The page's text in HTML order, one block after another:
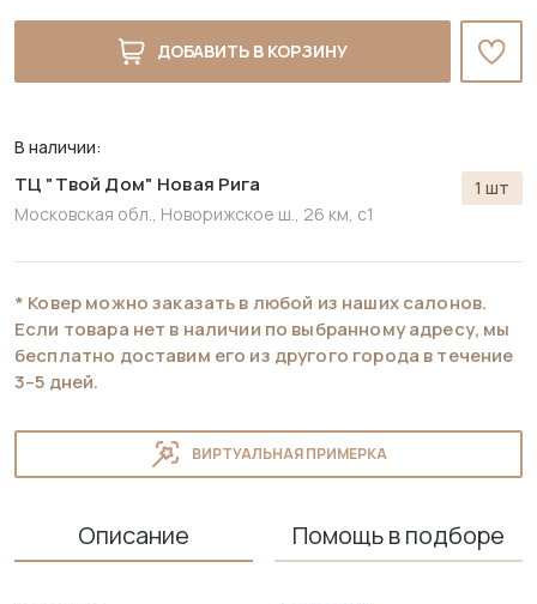
ДОБАВИТЬ В КОРЗИНУ
В наличии:
ТЦ "Твой Дом" Новая Рига
Московская обл., Новорижское ш., 26 км, с1
1 шт
* Ковер можно заказать в любой из наших салонов.
Если товара нет в наличии по выбранному адресу, мы
бесплатно доставим его из другого города в течение
3–5 дней.
ВИРТУАЛЬНАЯ ПРИМЕРКА
Описание Помощь в подборе